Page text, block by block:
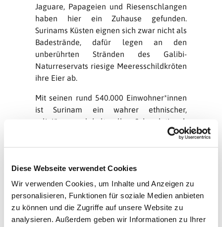
Diese Webseite verwendet Cookies
Wir verwenden Cookies, um Inhalte und Anzeigen zu
personalisieren, Funktionen für soziale Medien anbieten
zu können und die Zugriffe auf unsere Website zu
analysieren. Außerdem geben wir Informationen zu Ihrer
Jaguare, Papageien und Riesenschlangen
haben hier ein Zuhause gefunden.
Surinams Küsten eignen sich zwar nicht als
Badestrände, dafür legen an den
unberührten Stränden des Galibi-
Naturreservats riesige Meeresschildkröten
ihre Eier ab.
Mit seinen rund 540.000 Einwohner*innen
ist Surinam ein wahrer ethnischer,
religiöser und kultureller Schmelztiegel.
Der Großteil der Bevölkerung lebt in
Küstennähe, die meisten von ihnen in der
UNESCO-Weltkulturerbe geschützten Stadt
steht die Synagoge neben einer Moschee;
christliche Kirchen und ein Hindutempel
sind nur wenige Häuserblocks entfernt.
Die Wurzeln für Surinams vielfältige